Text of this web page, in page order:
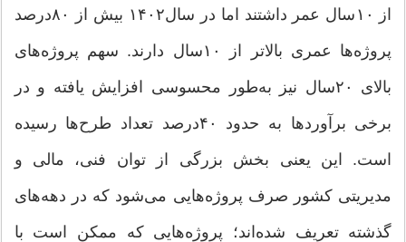
از ۱۰سال عمر داشتند اما در سال۱۴۰۲ بیش از ۸۰‌درصد
پروژه‌ها عمری بالاتر از ۱۰سال دارند. سهم پروژه‌های
بالای ۲۰سال نیز به‌طور محسوسی افزایش یافته و در
برخی برآوردها به حدود ۴۰‌درصد تعداد طرح‌ها رسیده
است. این یعنی بخش بزرگی از توان فنی، مالی و
مدیریتی کشور صرف پروژه‌هایی می‌شود که در دهه‌های
گذشته تعریف شده‌اند؛ پروژه‌هایی که ممکن است با